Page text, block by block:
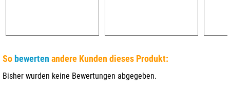
So bewerten andere Kunden dieses Produkt:
Bisher wurden keine Bewertungen abgegeben.